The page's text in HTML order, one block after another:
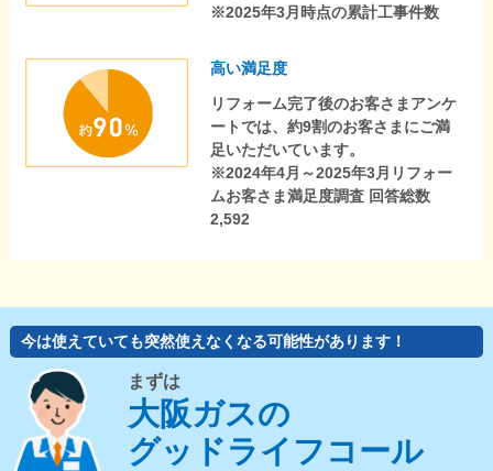
※2025年3月時点の累計工事件数
高い満足度
リフォーム完了後のお客さまアンケ
ートでは、約9割のお客さまにご満
足いただいています。
※2024年4月～2025年3月リフォー
ムお客さま満足度調査 回答総数
2,592
今は使えていても突然使えなくなる可能性があります！
まずは
大阪ガスの
グッドライフコール